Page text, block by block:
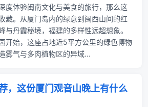
度体验闽南文化与美食的旅行，那么这
藏。从厦门岛内的绿意到闽西山间的红
与丹霞秘境，福建的多样性远超想象。
开始，这座占地近5平方公里的绿色博物
雾气与多肉植物区的异域...
，这份厦门观音山晚上有什么